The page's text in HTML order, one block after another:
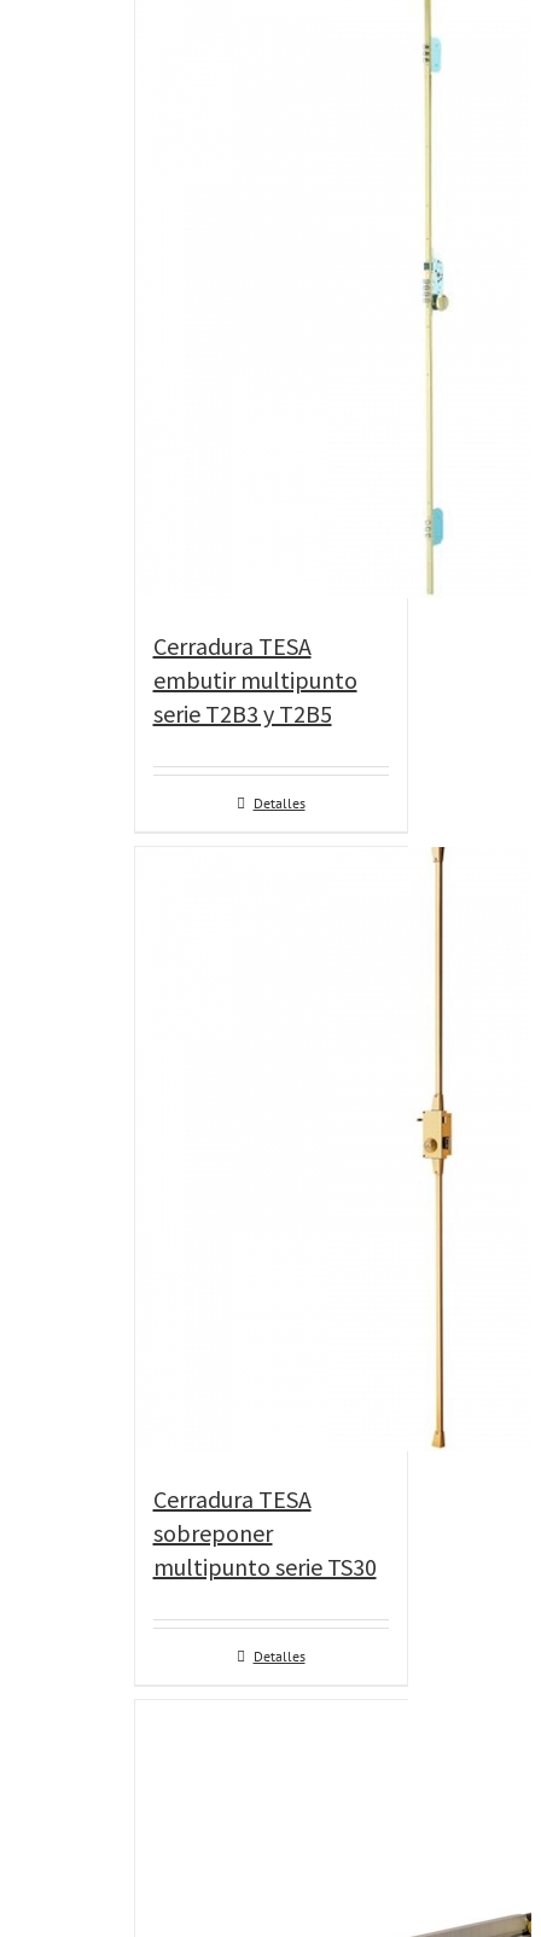
Cerradura TESA
embutir multipunto
serie T2B3 y T2B5
Detalles
Cerradura TESA
sobreponer
multipunto serie TS30
Detalles